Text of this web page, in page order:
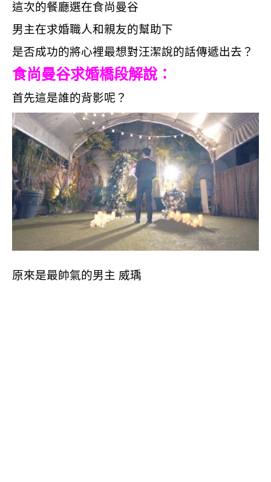
這次的餐廳選在食尚曼谷
男主在求婚職人和親友的幫助下
是否成功的將心裡最想對汪潔說的話傳遞出去？
食尚曼谷求婚橋段解說：
首先這是誰的背影呢？
原來是最帥氣的男主 威瑀